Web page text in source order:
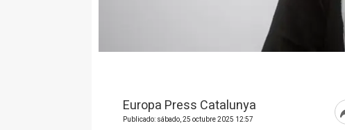
Europa Press Catalunya
Publicado: sábado, 25 octubre 2025 12:57